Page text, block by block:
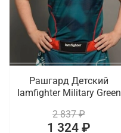
Рашгард Детский
Iamfighter Military Green
2 837 ₽
1 324 ₽